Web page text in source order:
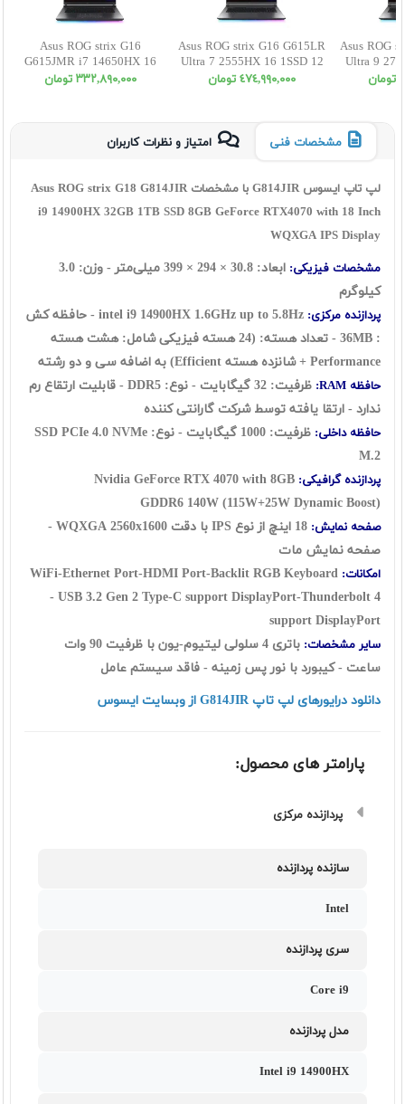
Asus ROG strix G16
G615JMR i7 14650HX 16
1SSD 8 5060 WUXGA
٣٣٢,٨٩٠,٠٠٠ تومان
Asus ROG strix G16 G615LR
Ultra 7 2555HX 16 1SSD 12
5070Ti WUXGA
٤٧٤,٩٩٠,٠٠٠ تومان
Asus ROG
Ultra 9
مشخصات فنی امتیاز و نظرات کاربران
لپ تاپ ایسوس G814JIR با مشخصات Asus ROG strix G18 G814JIR
i9 14900HX 32GB 1TB SSD 8GB GeForce RTX4070 with 18 Inch
WQXGA IPS Display
مشخصات فیزیکی: ابعاد: 30.8
×
294
×
399
میلی‌متر - وزن: 3.0
کیلوگرم
پردازنده مرکزی: intel i9 14900HX 1.6GHz up to 5.8Hz - حافظه کش
: 36MB - تعداد هسته: (24 هسته فیزیکی شامل: هشت هسته
Performance + شانزده هسته Efficient) به اضافه سی و دو رشته
حافظه RAM:
ظرفیت: 32 گيگابايت - نوع: DDR5 - قابلیت ارتقاع رم
ندارد - ارتقا یافته توسط شرکت گارانتی کننده
حافظه داخلی: ظرفیت: 1000 گیگابایت - نوع: SSD
PCIe 4.0 NVMe
M.2
پردازنده گرافیکی: Nvidia GeForce RTX 4070 with 8GB
GDDR6 140W (115W+25W Dynamic Boost)
صفحه نمایش:
18 اينچ از نوع IPS با دقت WQXGA 2560x1600 -
صفحه نمایش مات
امکانات: WiFi-Ethernet Port-HDMI Port-Backlit RGB Keyboard
- USB 3.2 Gen 2 Type-C support DisplayPort-Thunderbolt 4
support DisplayPort
سایر مشخصات:
باتری 4 سلولی لیتیوم-یون با ظرفیت 90 وات
ساعت - کیبورد با نور پس زمینه - فاقد سیستم عامل
دانلود درایورهای لپ تاپ G814JIR از وبسایت ایسوس
پارامتر های محصول:
پردازنده مرکزی
سازنده پردازنده
Intel
سری پردازنده
Core i9
مدل پردازنده
Intel i9 14900HX